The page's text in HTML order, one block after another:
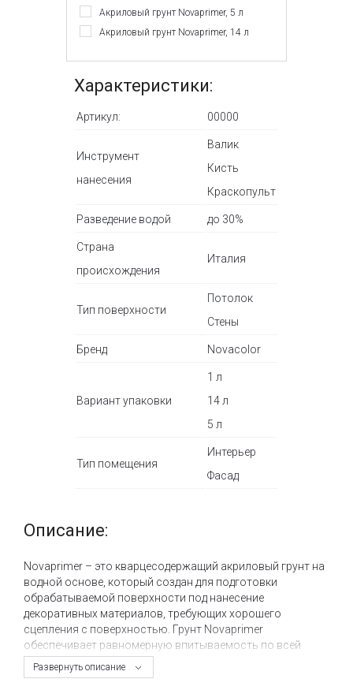
Акриловый грунт Novaprimer, 5 л
Акриловый грунт Novaprimer, 14 л
Характеристики:
Артикул: 00000
Инструмент
нанесения
Валик
Кисть
Краскопульт
Разведение водой до 30%
Страна
происхождения
Италия
Тип поверхности
Потолок
Стены
Бренд Novacolor
Вариант упаковки
1 л
14 л
5 л
Тип помещения
Интерьер
Фасад
Развернуть описание
Описание:
Novaprimer – это кварцесодержащий акриловый грунт на
водной основе, который создан для подготовки
обрабатываемой поверхности под нанесение
декоративных материалов, требующих хорошего
сцепления с поверхностью. Грунт Novaprimer
обеспечивает равномерную впитываемость по всей
поверхности и может наносится на новые
подготовленные поверхности, а также на цементные и